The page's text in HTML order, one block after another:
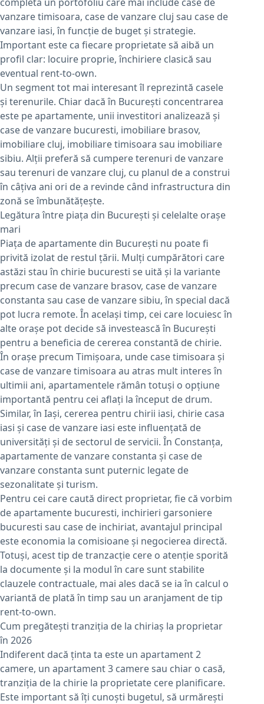
vanzare timisoara, case de vanzare cluj sau case de
vanzare iasi, în funcție de buget și strategie.
Important este ca fiecare proprietate să aibă un
profil clar: locuire proprie, închiriere clasică sau
eventual rent-to-own.
Un segment tot mai interesant îl reprezintă casele
și terenurile. Chiar dacă în București concentrarea
este pe apartamente, unii investitori analizează și
case de vanzare bucuresti, imobiliare brasov,
imobiliare cluj, imobiliare timisoara sau imobiliare
sibiu. Alții preferă să cumpere terenuri de vanzare
sau terenuri de vanzare cluj, cu planul de a construi
în câțiva ani ori de a revinde când infrastructura din
zonă se îmbunătățește.
Legătura între piața din București și celelalte orașe
mari
Piața de apartamente din București nu poate fi
privită izolat de restul țării. Mulți cumpărători care
astăzi stau în chirie bucuresti se uită și la variante
precum case de vanzare brasov, case de vanzare
constanta sau case de vanzare sibiu, în special dacă
pot lucra remote. În același timp, cei care locuiesc în
alte orașe pot decide să investească în București
pentru a beneficia de cererea constantă de chirie.
În orașe precum Timișoara, unde case timisoara și
case de vanzare timisoara au atras mult interes în
ultimii ani, apartamentele rămân totuși o opțiune
importantă pentru cei aflați la început de drum.
Similar, în Iași, cererea pentru chirii iasi, chirie casa
iasi și case de vanzare iasi este influențată de
universități și de sectorul de servicii. În Constanța,
apartamente de vanzare constanta și case de
vanzare constanta sunt puternic legate de
sezonalitate și turism.
Pentru cei care caută direct proprietar, fie că vorbim
de apartamente bucuresti, inchirieri garsoniere
bucuresti sau case de inchiriat, avantajul principal
este economia la comisioane și negocierea directă.
Totuși, acest tip de tranzacție cere o atenție sporită
la documente și la modul în care sunt stabilite
clauzele contractuale, mai ales dacă se ia în calcul o
variantă de plată în timp sau un aranjament de tip
rent-to-own.
Cum pregătești tranziția de la chiriaș la proprietar
în 2026
Indiferent dacă ținta ta este un apartament 2
camere, un apartament 3 camere sau chiar o casă,
tranziția de la chirie la proprietate cere planificare.
Este important să îți cunoști bugetul, să urmărești